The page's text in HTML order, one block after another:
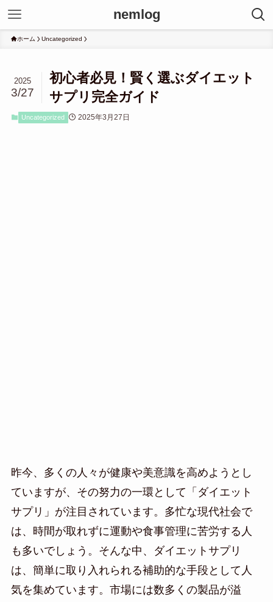
nemlog
ホーム Uncategorized
初心者必見！賢く選ぶダイエット
サプリ完全ガイド
2025
3/27
Uncategorized 2025年3月27日
昨今、多くの人々が健康や美意識を高めようとし
ていますが、その努力の一環として「ダイエット
サプリ」が注目されています。多忙な現代社会で
は、時間が取れずに運動や食事管理に苦労する人
も多いでしょう。そんな中、ダイエットサプリ
は、簡単に取り入れられる補助的な手段として人
気を集めています。市場には数多くの製品が溢